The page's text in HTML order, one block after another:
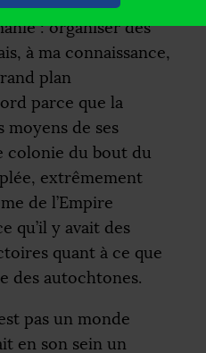
: organiser des
à ma connaissance,
plan
parce que la
moyens de ses
colonie du bout du
extrêmement
de l’Empire
qu’il y avait des
quant à ce que
des autochtones.
pas un monde
en son sein un